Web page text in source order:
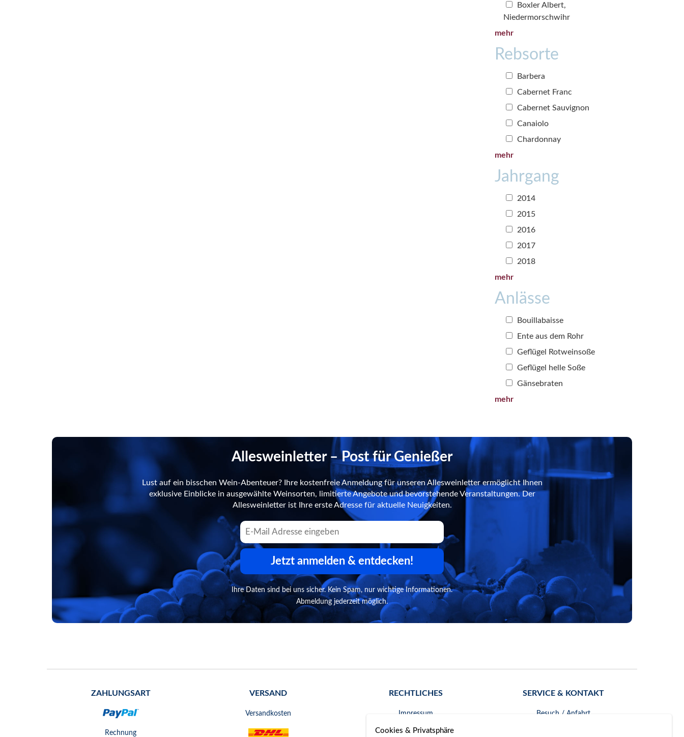
Boxler Albert,
Niedermorschwihr
mehr
Rebsorte
Barbera
Cabernet Franc
Cabernet Sauvignon
Canaiolo
Chardonnay
mehr
Jahrgang
2014
2015
2016
2017
2018
mehr
Anlässe
Bouillabaisse
Ente aus dem Rohr
Geflügel Rotweinsoße
Geflügel helle Soße
Gänsebraten
mehr
Allesweinletter – Post für Genießer
Lust auf ein bisschen Wein-Abenteuer? Ihre kostenfreie Anmeldung für unseren Allesweinletter ermöglicht Ihnen
exklusive Einblicke in ausgewählte Weinsorten, limitierte Angebote und bevorstehende Veranstaltungen. Der
Allesweinletter ist Ihre erste Adresse für aktuelle Neuigkeiten.
Jetzt anmelden & entdecken!
Ihre Daten sind bei uns sicher. Kein Spam, nur wichtige Informationen.
Abmeldung jederzeit möglich.
ZAHLUNGSART
Rechnung
VERSAND
Versandkosten
RECHTLICHES
Impressum
AGB
SERVICE & KONTAKT
Besuch / Anfahrt
Cookies & Privatsphäre